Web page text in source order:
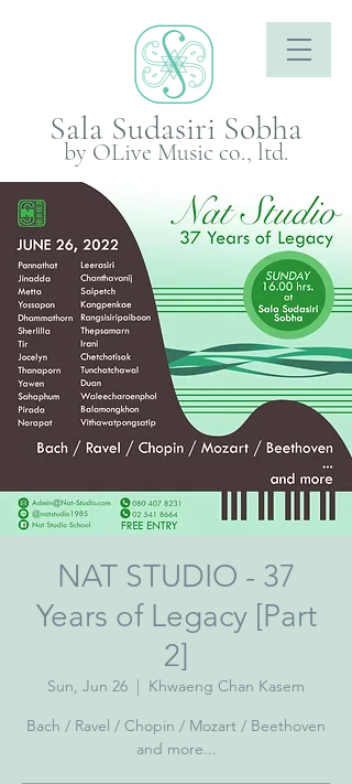
Sala Sudasiri Sobha
by OLive Music co., ltd.
NAT STUDIO - 37
Years of Legacy [Part
2]
Sun, Jun 26
  |
Khwaeng Chan Kasem
Bach / Ravel / Chopin / Mozart / Beethoven
and more...